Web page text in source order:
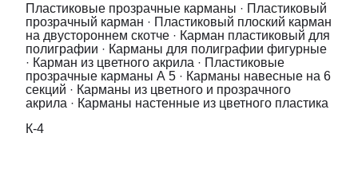
Пластиковые прозрачные карманы · Пластиковый
прозрачный карман · Пластиковый плоский карман
на двустороннем скотче · Карман пластиковый для
полиграфии · Карманы для полиграфии фигурные
· Карман из цветного акрила · Пластиковые
прозрачные карманы А 5 · Карманы навесные на 6
секций · Карманы из цветного и прозрачного
акрила · Карманы настенные из цветного пластика
К-4